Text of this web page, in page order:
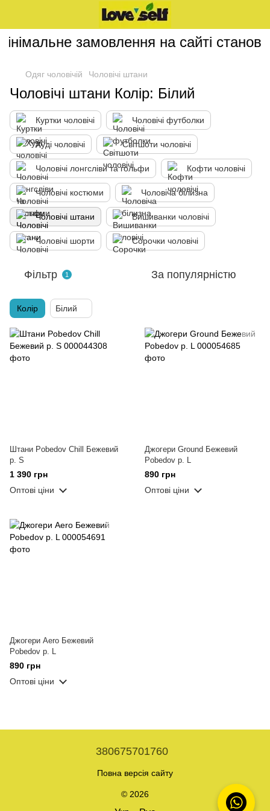
замовлення на сайті
Одяг чоловічій Чоловічі штани
Чоловічі штани Колір: Білий
Куртки чоловічі Чоловічі футболки
Худі чоловічі Світшоти чоловічі
Чоловічі лонгсліви та гольфи Кофти чоловічі
Чоловічі костюми Чоловіча білизна
Чоловічі штани Вишиванки чоловічі
Чоловічі шорти Сорочки чоловічі
Фільтр 1 За популярністю
Колір Білий
Штани Pobedov Chill Бежевий
р. S
1 390 грн
Оптові ціни
Джогери Ground Бежевий
Pobedov р. L
890 грн
Оптові ціни
Джогери Aero Бежевий
Pobedov р. L
890 грн
Оптові ціни
380675701760
Повна версія сайту
© 2026